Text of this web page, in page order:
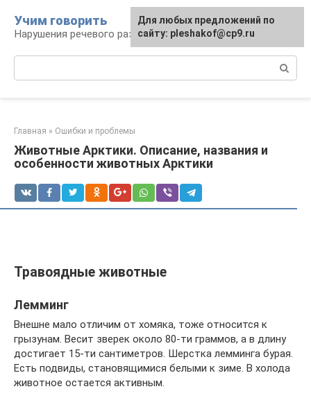
контенту
Учим говорить
Нарушения речевого развития
Главная » Ошибки и проблемы
Животные Арктики. Описание, названия и
особенности животных Арктики
Травоядные животные
Лемминг
Внешне мало отличим от хомяка, тоже относится к
грызунам. Весит зверек около 80-ти граммов, а в длину
достигает 15-ти сантиметров. Шерстка лемминга бурая.
Есть подвиды, становящимися белыми к зиме. В холода
животное остается активным.
Для любых предложений по
сайту: pleshakof@cp9.ru